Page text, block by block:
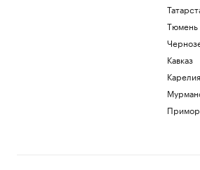
Тюмень
Кавказ
Карелия